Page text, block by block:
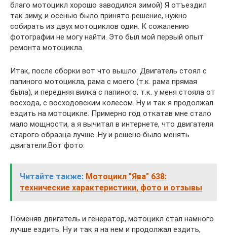
благо мотоцикл хорошо заводился зимой) Я отъездил
так зиму, и осенью было принято решение, нужно
собирать из двух мотоциклов один. К сожалению
фотографии не могу найти. Это был мой первый опыт
ремонта мотоцикла.
Итак, после сборки вот что вышло: Двигатель стоял с
папиного мотоцикла, рама с моего (т.к. рама прямая
была), и передняя вилка с папиного, т.к. у меня стояла от
восхода, с восходовским колесом. Ну и так я продолжал
ездить на мотоцикле. Примерно год откатав мне стало
мало мощности, а я вычитал в интернете, что двигателя
старого образца лучше. Ну и решено было менять
двигатели.Вот фото:
Читайте также: Мотоцикл "Ява" 638:
технические характеристики, фото и отзывы
Поменяв двигатель и генератор, мотоцикл стал намного
лучше ездить. Ну и так я на нем и продолжал ездить,